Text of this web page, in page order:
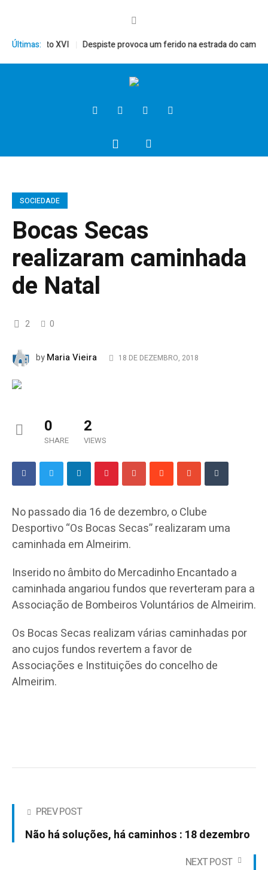
Últimas:
Bento XVI Despiste provoca um ferido na estrada do campo
SOCIEDADE
Bocas Secas
realizaram caminhada
de Natal
2 0
byMaria Vieira 18 DE DEZEMBRO, 2018
0
SHARE
2
VIEWS
No passado dia 16 de dezembro, o Clube
Desportivo “Os Bocas Secas” realizaram uma
caminhada em Almeirim.
Inserido no âmbito do Mercadinho Encantado a
caminhada angariou fundos que reverteram para a
Associação de Bombeiros Voluntários de Almeirim.
Os Bocas Secas realizam várias caminhadas por
ano cujos fundos revertem a favor de
Associações e Instituições do concelho de
Almeirim.
PREV POST
Não há soluções, há caminhos : 18 dezembro
NEXT POST